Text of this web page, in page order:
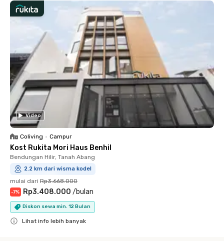
Video
Coliving • Campur
Kost Rukita Mori Haus Benhil
Bendungan Hilir, Tanah Abang
2.2 km dari wisma kodel
mulai dari Rp3.668.000
-7% Rp3.408.000 /bulan
Diskon sewa min. 12 Bulan
Lihat info lebih banyak